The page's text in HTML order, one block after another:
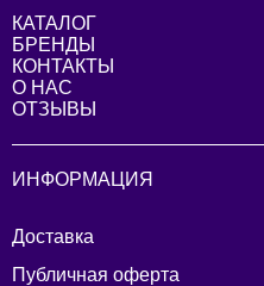
КАТАЛОГ
БРЕНДЫ
КОНТАКТЫ
О НАС
ОТЗЫВЫ
ИНФОРМАЦИЯ
Доставка
Публичная оферта